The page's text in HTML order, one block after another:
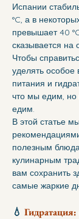
Испании
°C, а в
превышает 40
сказывается на
Чтобы
уделять
питания и
что мы едим, но
едим.
В этой статье
полезным
кулинарным
вам сохранить
самые жаркие
💧